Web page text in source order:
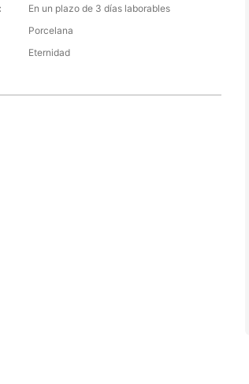
En un plazo de 3 días laborables
Porcelana
Eternidad